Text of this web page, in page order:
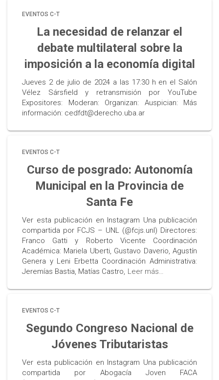
EVENTOS C-T
La necesidad de relanzar el
debate multilateral sobre la
imposición a la economía digital
Jueves 2 de julio de 2024 a las 17:30 h en el Salón
Vélez Sársfield y retransmisión por YouTube
Expositores: Moderan: Organizan: Auspician: Más
información: cedfdt@derecho.uba.ar
EVENTOS C-T
Curso de posgrado: Autonomía
Municipal en la Provincia de
Santa Fe
Ver esta publicación en Instagram Una publicación
compartida por FCJS – UNL (@fcjs.unl) Directores:
Franco Gatti y Roberto Vicente Coordinación
Académica: Mariela Uberti, Gustavo Daverio, Agustín
Genera y Leni Erbetta Coordinación Administrativa:
Jeremías Bastia, Matías Castro, Leer más…
EVENTOS C-T
Segundo Congreso Nacional de
Jóvenes Tributaristas
Ver esta publicación en Instagram Una publicación
compartida por Abogacía Joven FACA